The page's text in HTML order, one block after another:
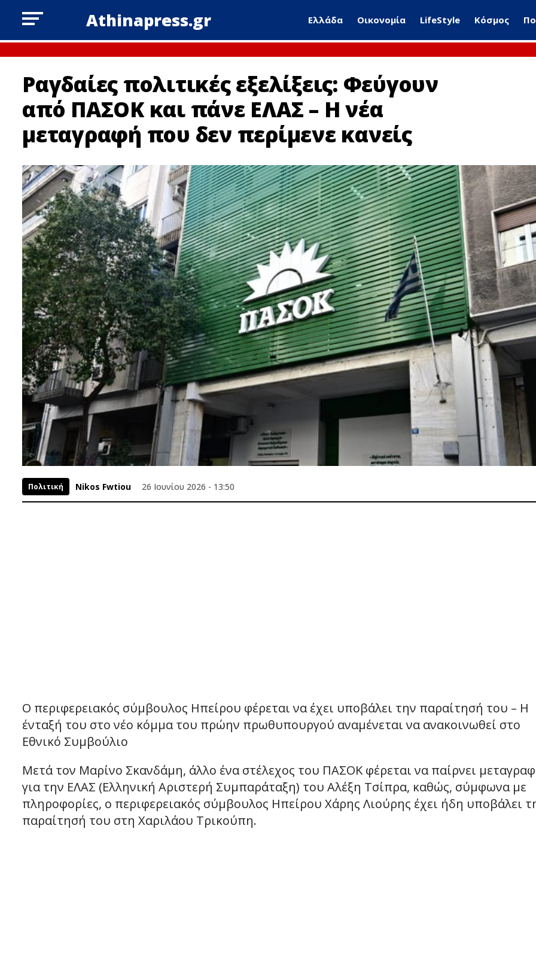
Athinapress.gr Ελλάδα Οικονομία LifeStyle Κόσμος
Ραγδαίες πολιτικές εξελίξεις: Φεύγουν
από ΠΑΣΟΚ και πάνε ΕΛΑΣ – Η νέα
μεταγραφή που δεν περίμενε κανείς
Πολιτική Nikos Fwtiou 26 Ιουνίου 2026 - 13:50
Ο περιφερειακός σύμβουλος Ηπείρου φέρεται να έχει υποβάλει την παραίτησή του – Η
ένταξή του στο νέο κόμμα του πρώην πρωθυπουργού αναμένεται να ανακοινωθεί στο
Εθνικό Συμβούλιο
Μετά τον Μαρίνο Σκανδάμη, άλλο ένα στέλεχος του ΠΑΣΟΚ φέρεται να παίρνει
για την ΕΛΑΣ (Ελληνική Αριστερή Συμπαράταξη) του Αλέξη Τσίπρα, καθώς, σύμφωνα με
πληροφορίες, ο περιφερειακός σύμβουλος Ηπείρου Χάρης Λιούρης έχει ήδη υποβάλει
παραίτησή του στη Χαριλάου Τρικούπη.